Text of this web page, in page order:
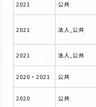
2021 公共
2021 法人,公共
2021 法人,公共
2020・2021 公共
2020 公共